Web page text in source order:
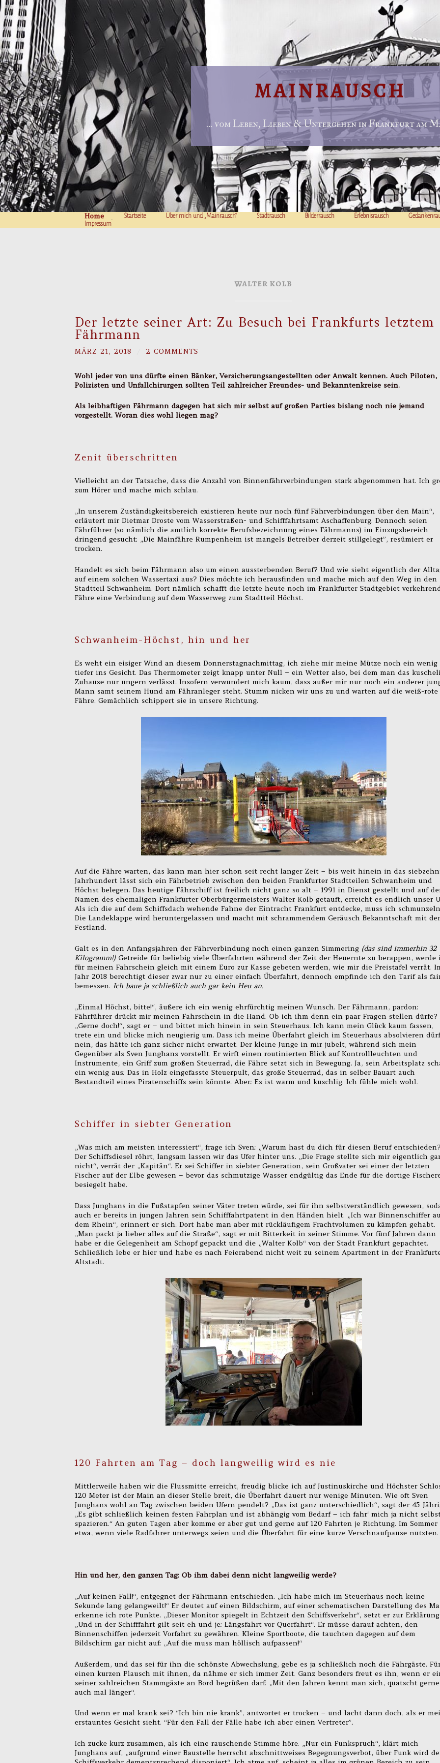
MAINRAUSCH
… vom Leben, Lieben & Untergehen in Frankfurt am
Home Startseite Über mich und „Mainrausch“ Stadtrausch Bilderrausch Erlebnisrausch
Impressum
WALTER KOLB
Der letzte seiner Art: Zu Besuch bei Frankfurts letztem
Fährmann
MÄRZ 21, 2018 2 COMMENTS
Wohl jeder von uns dürfte einen Bänker, Versicherungsangestellten oder Anwalt kennen. Auch Piloten,
Polizisten und Unfallchirurgen sollten Teil zahlreicher Freundes- und Bekanntenkreise sein.
Als leibhaftigen Fährmann dagegen hat sich mir selbst auf großen Parties bislang noch nie jemand
vorgestellt. Woran dies wohl liegen mag?
Zenit überschritten
Vielleicht an der Tatsache, dass die Anzahl von Binnenfährverbindungen stark abgenommen hat. Ich
zum Hörer und mache mich schlau.
„In unserem Zuständigkeitsbereich existieren heute nur noch fünf Fährverbindungen über den Main“,
erläutert mir Dietmar Droste vom Wasserstraßen- und Schifffahrtsamt Aschaffenburg. Dennoch seien
Fährführer (so nämlich die amtlich korrekte Berufsbezeichnung eines Fährmanns) im Einzugsbereich
dringend gesucht: „Die Mainfähre Rumpenheim ist mangels Betreiber derzeit stillgelegt”, resümiert er
trocken.
Handelt es sich beim Fährmann also um einen aussterbenden Beruf? Und wie sieht eigentlich der
auf einem solchen Wassertaxi aus? Dies möchte ich herausfinden und mache mich auf den Weg in den
Stadtteil Schwanheim. Dort nämlich schafft die letzte heute noch im Frankfurter Stadtgebiet
Fähre eine Verbindung auf dem Wasserweg zum Stadtteil Höchst.
Schwanheim-Höchst, hin und her
Es weht ein eisiger Wind an diesem Donnerstagnachmittag, ich ziehe mir meine Mütze noch ein wenig
tiefer ins Gesicht. Das Thermometer zeigt knapp unter Null – ein Wetter also, bei dem man das
Zuhause nur ungern verlässt. Insofern verwundert mich kaum, dass außer mir nur noch ein anderer
Mann samt seinem Hund am Fähranleger steht. Stumm nicken wir uns zu und warten auf die weiß-rote
Fähre. Gemächlich schippert sie in unsere Richtung.
Auf die Fähre warten, das kann man hier schon seit recht langer Zeit – bis weit hinein in das
Jahrhundert lässt sich ein Fährbetrieb zwischen den beiden Frankfurter Stadtteilen Schwanheim und
Höchst belegen. Das heutige Fährschiff ist freilich nicht ganz so alt – 1991 in Dienst gestellt und auf
Namen des ehemaligen Frankfurter Oberbürgermeisters Walter Kolb getauft, erreicht es endlich unser
Als ich die auf dem Schiffsdach wehende Fahne der Eintracht Frankfurt entdecke, muss ich
Die Landeklappe wird heruntergelassen und macht mit schrammendem Geräusch Bekanntschaft mit
Festland.
Galt es in den Anfangsjahren der Fährverbindung noch einen ganzen Simmering (das sind immerhin 32
Kilogramm!) Getreide für beliebig viele Überfahrten während der Zeit der Heuernte zu berappen, werde
für meinen Fahrschein gleich mit einem Euro zur Kasse gebeten werden, wie mir die Preistafel verrät.
Jahr 2018 berechtigt dieser zwar nur zu einer einfach Überfahrt, dennoch empfinde ich den Tarif als
bemessen. Ich baue ja schließlich auch gar kein Heu an.
„Einmal Höchst, bitte!“, äußere ich ein wenig ehrfürchtig meinen Wunsch. Der Fährmann, pardon:
Fährführer drückt mir meinen Fahrschein in die Hand. Ob ich ihm denn ein paar Fragen stellen dürfe?
„Gerne doch!“, sagt er – und bittet mich hinein in sein Steuerhaus. Ich kann mein Glück kaum fassen,
trete ein und blicke mich neugierig um. Dass ich meine Überfahrt gleich im Steuerhaus absolvieren
nein, das hätte ich ganz sicher nicht erwartet. Der kleine Junge in mir jubelt, während sich mein
Gegenüber als Sven Junghans vorstellt. Er wirft einen routinierten Blick auf Kontrollleuchten und
Instrumente, ein Griff zum großen Steuerrad, die Fähre setzt sich in Bewegung. Ja, sein Arbeitsplatz
ein wenig aus: Das in Holz eingefasste Steuerpult, das große Steuerrad, das in selber Bauart auch
Bestandteil eines Piratenschiffs sein könnte. Aber: Es ist warm und kuschlig. Ich fühle mich wohl.
Schiffer in siebter Generation
„Was mich am meisten interessiert“, frage ich Sven: „Warum hast du dich für diesen Beruf
Der Schiffsdiesel röhrt, langsam lassen wir das Ufer hinter uns. „Die Frage stellte sich mir eigentlich
nicht“, verrät der „Kapitän“. Er sei Schiffer in siebter Generation, sein Großvater sei einer der letzten
Fischer auf der Elbe gewesen – bevor das schmutzige Wasser endgültig das Ende für die dortige
besiegelt habe.
Dass Junghans in die Fußstapfen seiner Väter treten würde, sei für ihn selbstverständlich gewesen,
auch er bereits in jungen Jahren sein Schifffahrtpatent in den Händen hielt. „Ich war Binnenschiffer
dem Rhein“, erinnert er sich. Dort habe man aber mit rückläufigem Frachtvolumen zu kämpfen gehabt.
„Man packt ja lieber alles auf die Straße“, sagt er mit Bitterkeit in seiner Stimme. Vor fünf Jahren dann
habe er die Gelegenheit am Schopf gepackt und die „Walter Kolb“ von der Stadt Frankfurt gepachtet.
Schließlich lebe er hier und habe es nach Feierabend nicht weit zu seinem Apartment in der
Altstadt.
120 Fahrten am Tag – doch langweilig wird es nie
Mittlerweile haben wir die Flussmitte erreicht, freudig blicke ich auf Justinuskirche und Höchster
120 Meter ist der Main an dieser Stelle breit, die Überfahrt dauert nur wenige Minuten. Wie oft Sven
Junghans wohl an Tag zwischen beiden Ufern pendelt? „Das ist ganz unterschiedlich“, sagt der 45-
„Es gibt schließlich keinen festen Fahrplan und ist abhängig vom Bedarf – ich fahr‘ mich ja nicht
spazieren.“ An guten Tagen aber komme er aber gut und gerne auf 120 Fahrten je Richtung. Im Sommer
etwa, wenn viele Radfahrer unterwegs seien und die Überfahrt für eine kurze Verschnaufpause nutzten.
Hin und her, den ganzen Tag: Ob ihm dabei denn nicht langweilig werde?
„Auf keinen Fall!“, entgegnet der Fährmann entschieden. „Ich habe mich im Steuerhaus noch keine
Sekunde lang gelangweilt!“ Er deutet auf einen Bildschirm, auf einer schematischen Darstellung des
erkenne ich rote Punkte. „Dieser Monitor spiegelt in Echtzeit den Schiffsverkehr“, setzt er zur
„Und in der Schifffahrt gilt seit eh und je: Längsfahrt vor Querfahrt“. Er müsse darauf achten, den
Binnenschiffen jederzeit Vorfahrt zu gewähren. Kleine Sportboote, die tauchten dagegen auf dem
Bildschirm gar nicht auf: „Auf die muss man höllisch aufpassen!“
Außerdem, und das sei für ihn die schönste Abwechslung, gebe es ja schließlich noch die Fährgäste.
einen kurzen Plausch mit ihnen, da nähme er sich immer Zeit. Ganz besonders freut es ihn, wenn er
seiner zahlreichen Stammgäste an Bord begrüßen darf: „Mit den Jahren kennt man sich, quatscht gerne
auch mal länger“.
Und wenn er mal krank sei? “Ich bin nie krank”, antwortet er trocken – und lacht dann doch, als er
erstauntes Gesicht sieht. “Für den Fall der Fälle habe ich aber einen Vertreter”.
Ich zucke kurz zusammen, als ich eine rauschende Stimme höre. „Nur ein Funkspruch“, klärt mich
Junghans auf, „aufgrund einer Baustelle herrscht abschnittweises Begegnungsverbot, über Funk wird